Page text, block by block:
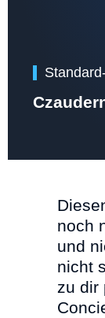
noch
und
nicht
zu dir